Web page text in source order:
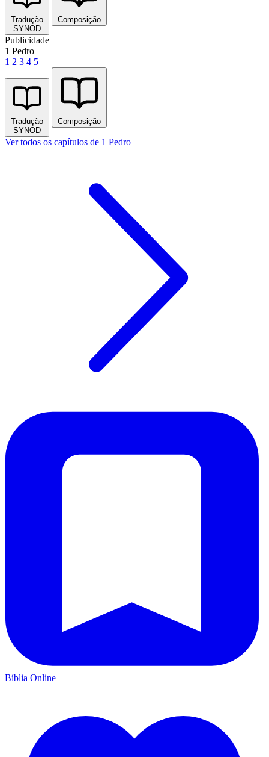
Tradução
SYNOD
Composição
Publicidade
1 Pedro
1 2 3 4 5
Tradução
SYNOD
Composição
Ver todos os capítulos de 1 Pedro
Bíblia Online